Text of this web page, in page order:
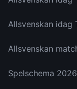
Allsvenskan idag
Allsvenskan
Spelschema 2026